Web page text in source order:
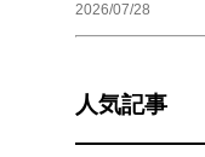
2026/07/28
人気記事